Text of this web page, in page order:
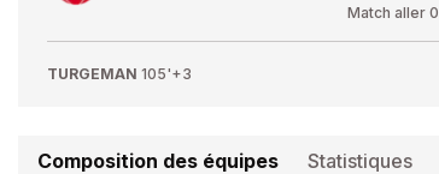
Match aller 0
TURGEMAN 105'+3
Composition des équipes Statistiques